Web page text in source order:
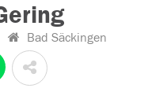
Bad Säckingen